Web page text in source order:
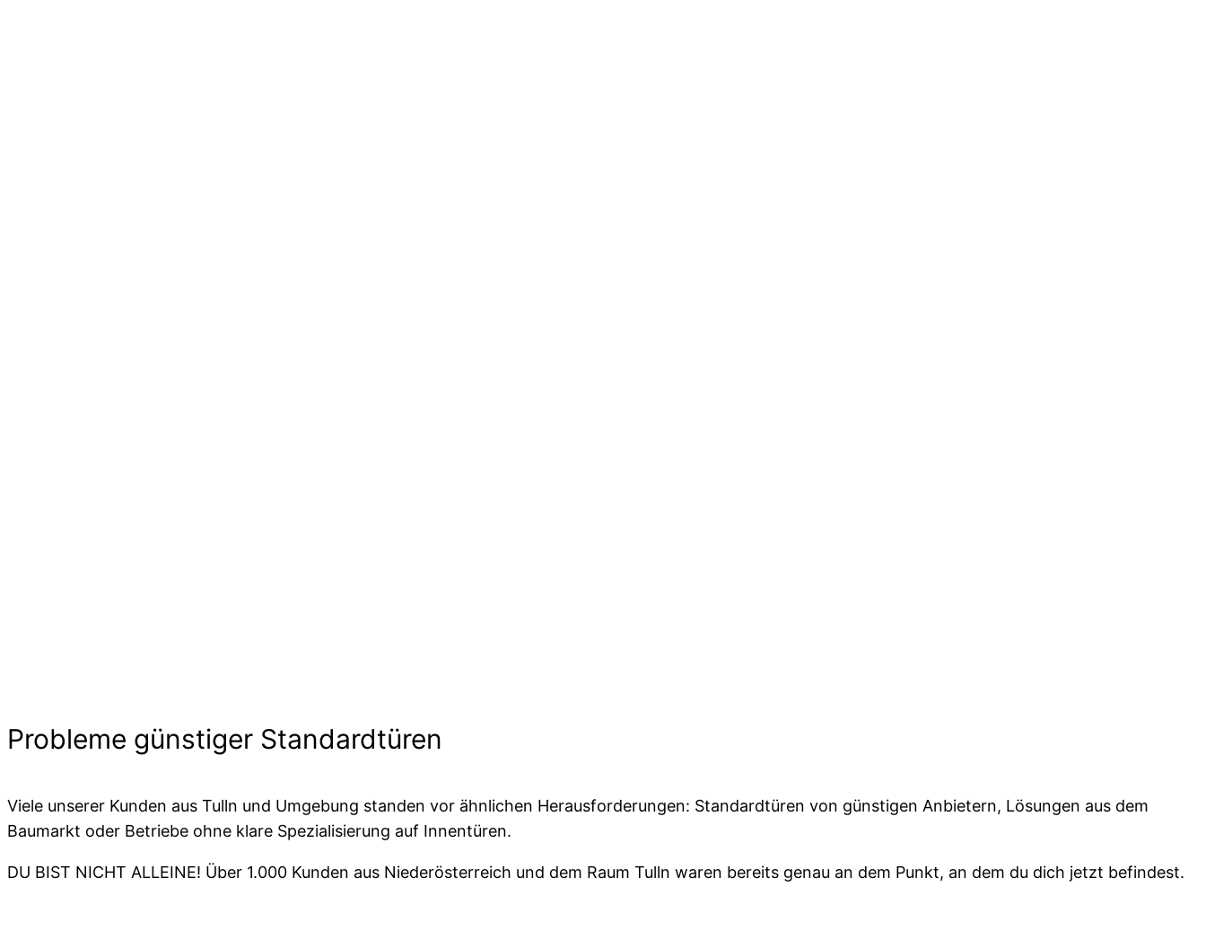
Probleme günstiger Standardtüren
Viele unserer Kunden aus Tulln und Umgebung standen vor ähnlichen Herausforderungen: Standardtüren von günstigen Anbietern, Lösungen aus dem
Baumarkt oder Betriebe ohne klare Spezialisierung auf Innentüren.
DU BIST NICHT ALLEINE! Über 1.000 Kunden aus Niederösterreich und dem Raum Tulln waren bereits genau an dem Punkt, an dem du dich jetzt befindest.